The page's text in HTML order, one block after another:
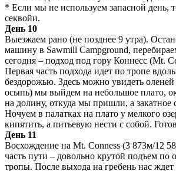
* Если мы не используем запасной день,
секвойи.
День 10
Выезжаем рано (не позднее 9 утра).
машину в Sawmill Campground,
сегодня – подход под гору Коннесс (Mt.
Первая часть подхода идет по тропе
бездорожью. Здесь можно увидеть
осыпь) мы выйдем на небольшое плато,
на долину, откуда мы пришли, а
Ночуем в палатках на плато у мелкого
кипятить, а питьевую нести с собой.
День 11
Восхождение на Mt. Conness (3 873м/12
часть пути – довольно крутой подъем
тропы. После выхода на гребень нас